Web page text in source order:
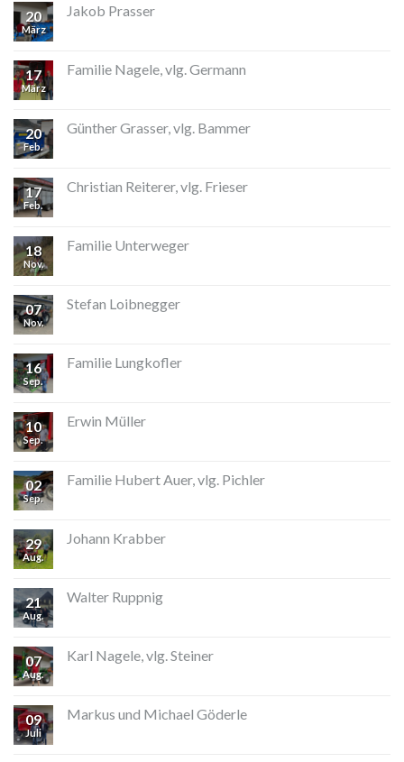
20
März
Jakob Prasser
17
März
Familie Nagele, vlg. Germann
20
Feb.
Günther Grasser, vlg. Bammer
17
Feb.
Christian Reiterer, vlg. Frieser
18
Nov.
Familie Unterweger
07
Nov.
Stefan Loibnegger
16
Sep.
Familie Lungkofler
10
Sep.
Erwin Müller
02
Sep.
Familie Hubert Auer, vlg. Pichler
29
Aug.
Johann Krabber
21
Aug.
Walter Ruppnig
07
Aug.
Karl Nagele, vlg. Steiner
09
Juli
Markus und Michael Göderle